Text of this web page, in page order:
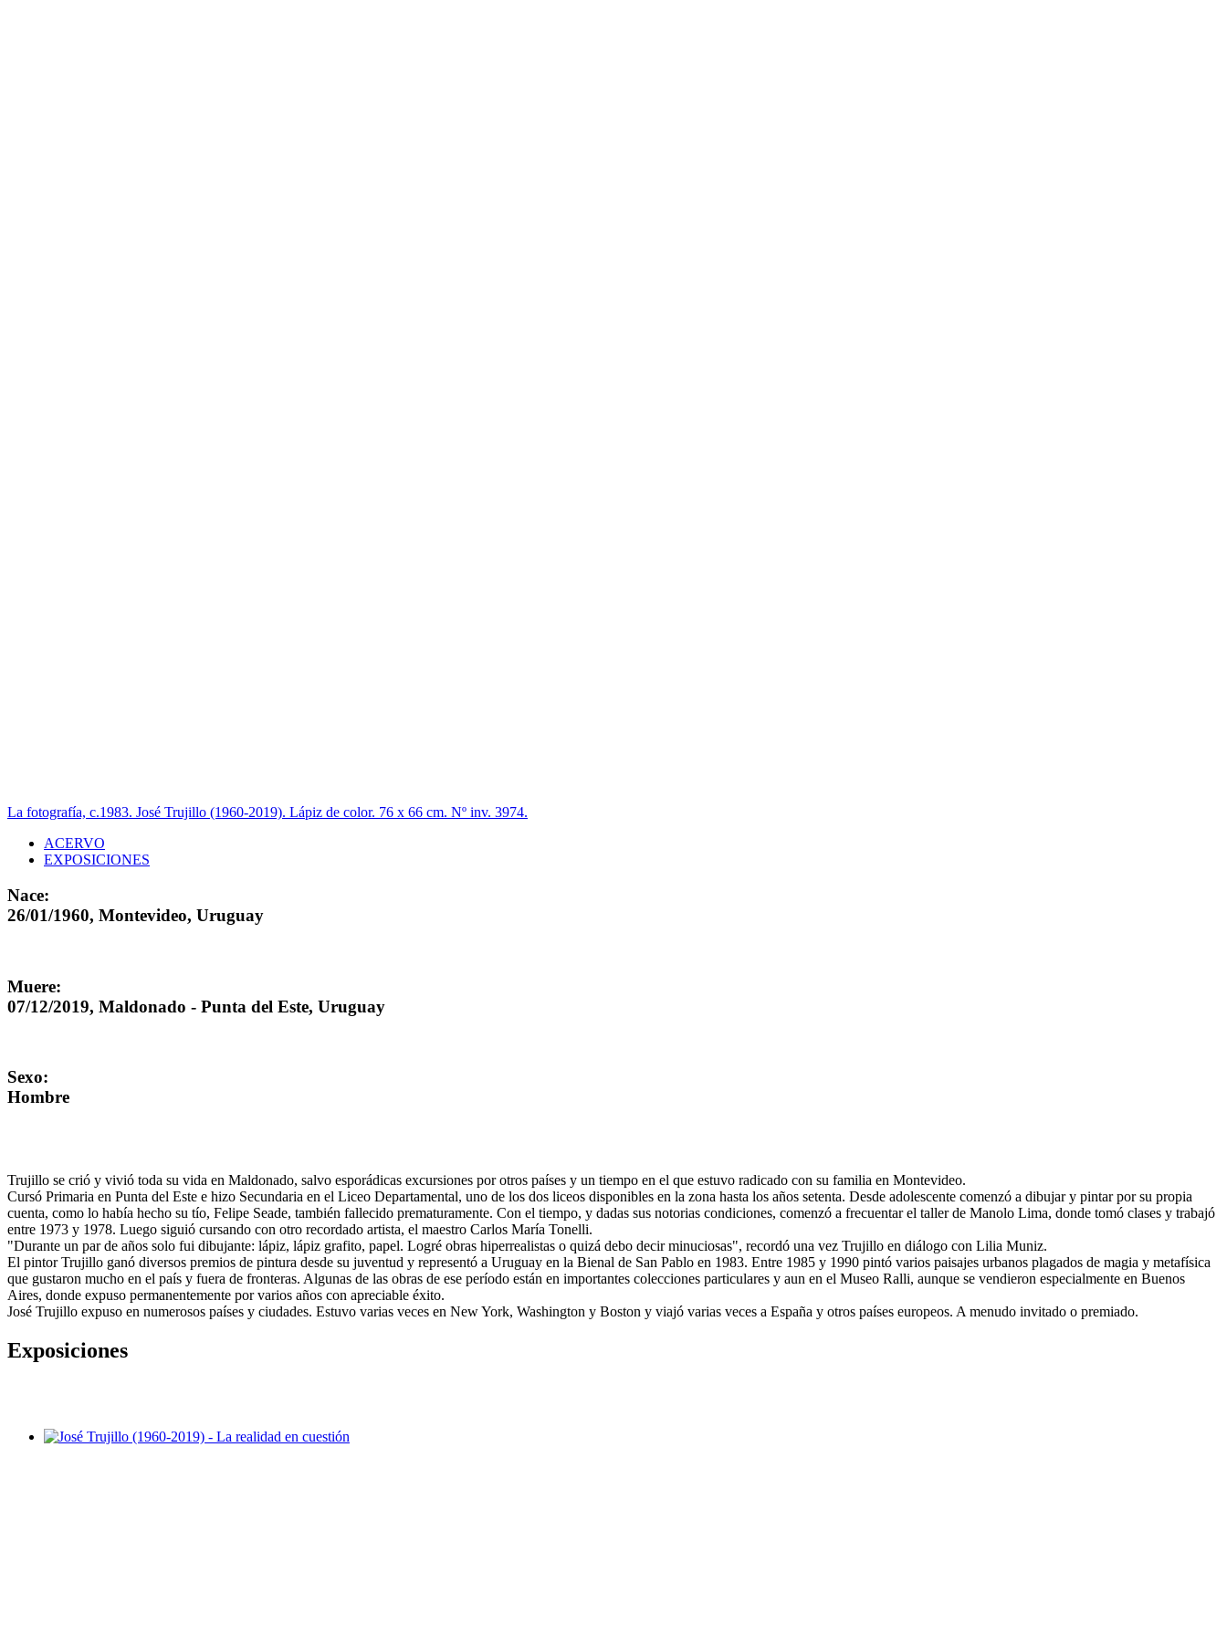
La fotografía, c.1983. José Trujillo (1960-2019). Lápiz de color. 76 x 66 cm. Nº inv. 3974.
ACERVO
EXPOSICIONES
Nace:
26/01/1960, Montevideo, Uruguay
Muere:
07/12/2019, Maldonado - Punta del Este, Uruguay
Sexo:
Hombre
Trujillo se crió y vivió toda su vida en Maldonado, salvo esporádicas excursiones por otros países y un tiempo en el que estuvo radicado con su familia en Montevideo.
Cursó Primaria en Punta del Este e hizo Secundaria en el Liceo Departamental, uno de los dos liceos disponibles en la zona hasta los años setenta. Desde adolescente comenzó a dibujar y pintar por su propia
cuenta, como lo había hecho su tío, Felipe Seade, también fallecido prematuramente. Con el tiempo, y dadas sus notorias condiciones, comenzó a frecuentar el taller de Manolo Lima, donde tomó clases y trabajó
entre 1973 y 1978. Luego siguió cursando con otro recordado artista, el maestro Carlos María Tonelli.
"Durante un par de años solo fui dibujante: lápiz, lápiz grafito, papel. Logré obras hiperrealistas o quizá debo decir minuciosas", recordó una vez Trujillo en diálogo con Lilia Muniz.
El pintor Trujillo ganó diversos premios de pintura desde su juventud y representó a Uruguay en la Bienal de San Pablo en 1983. Entre 1985 y 1990 pintó varios paisajes urbanos plagados de magia y metafísica
que gustaron mucho en el país y fuera de fronteras. Algunas de las obras de ese período están en importantes colecciones particulares y aun en el Museo Ralli, aunque se vendieron especialmente en Buenos
Aires, donde expuso permanentemente por varios años con apreciable éxito.
José Trujillo expuso en numerosos países y ciudades. Estuvo varias veces en New York, Washington y Boston y viajó varias veces a España y otros países europeos. A menudo invitado o premiado.
Exposiciones